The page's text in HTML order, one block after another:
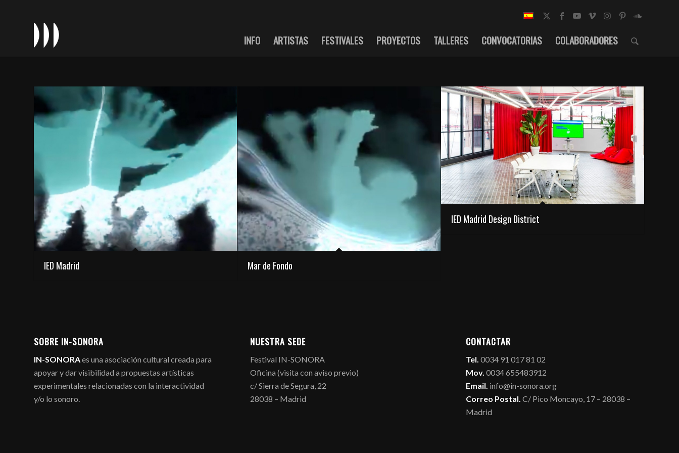
INFO ARTISTAS FESTIVALES PROYECTOS TALLERES CONVOCATORIAS COLABORADORES
IED Madrid Mar de Fondo
IED Madrid Design District
SOBRE IN-SONORA
IN-SONORAes una asociación cultural creada para
apoyar y dar visibilidad a propuestas artísticas
experimentales relacionadas con la interactividad
y/o lo sonoro.
NUESTRA SEDE
Festival IN-SONORA
Oficina (visita con aviso previo)
c/ Sierra de Segura, 22
28038 – Madrid
CONTACTAR
Tel. 0034 91 017 81 02
Mov. 0034 655483912
Email. info@in-sonora.org
Correo Postal. C/ Pico Moncayo, 17 – 28038 –
Madrid